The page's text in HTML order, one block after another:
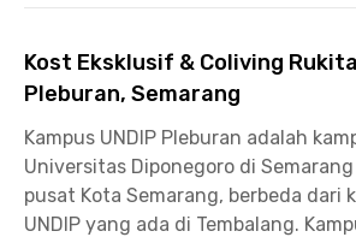
Kost Eksklusif & Coliving
Pleburan, Semarang
Kampus UNDIP Pleburan adalah
Universitas Diponegoro di
pusat Kota Semarang, berbeda dari
UNDIP yang ada di Tembalang.